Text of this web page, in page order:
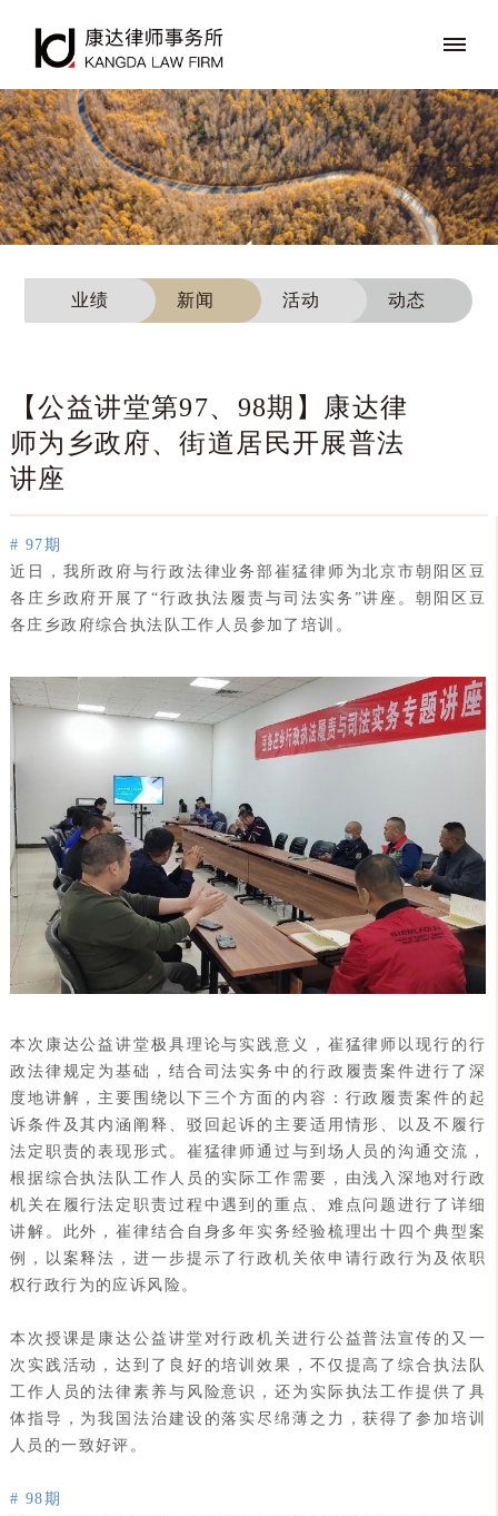
业绩 新闻 活动 动态
【公益讲堂第97、98期】康达律
师为乡政府、街道居民开展普法
讲座
# 97期
近日，我所政府与行政法律业务部崔猛律师为北京市朝阳区豆
各庄乡政府开展了“行政执法履责与司法实务”讲座。朝阳区豆
各庄乡政府综合执法队工作人员参加了培训。
本次康达公益讲堂极具理论与实践意义，崔猛律师以现行的行
政法律规定为基础，结合司法实务中的行政履责案件进行了深
度地讲解，主要围绕以下三个方面的内容：行政履责案件的起
诉条件及其内涵阐释、驳回起诉的主要适用情形、以及不履行
法定职责的表现形式。崔猛律师通过与到场人员的沟通交流，
根据综合执法队工作人员的实际工作需要，由浅入深地对行政
机关在履行法定职责过程中遇到的重点、难点问题进行了详细
讲解。此外，崔律结合自身多年实务经验梳理出十四个典型案
例，以案释法，进一步提示了行政机关依申请行政行为及依职
权行政行为的应诉风险。
本次授课是康达公益讲堂对行政机关进行公益普法宣传的又一
次实践活动，达到了良好的培训效果，不仅提高了综合执法队
工作人员的法律素养与风险意识，还为实际执法工作提供了具
体指导，为我国法治建设的落实尽绵薄之力，获得了参加培训
人员的一致好评。
# 98期